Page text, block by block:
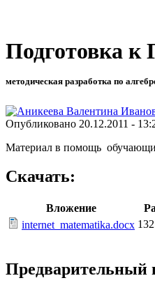
Подготовка к
методическая разработка по
Опубликовано 20.12.2011 -
Материал в помощь
Скачать:
Вложение
internet_matematika.docx
Предварительный